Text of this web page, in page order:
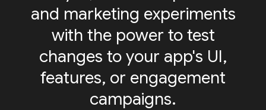
and marketing experiments
with the power to test
changes to your app's UI,
features, or engagement
campaigns.